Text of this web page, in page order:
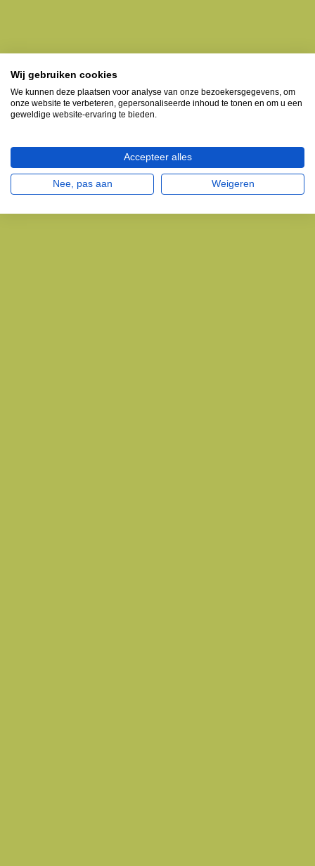
Wij gebruiken cookies
We kunnen deze plaatsen voor analyse van onze bezoekersgegevens, om
onze website te verbeteren, gepersonaliseerde inhoud te tonen en om u een
geweldige website-ervaring te bieden.
Accepteer alles
Nee, pas aan Weigeren